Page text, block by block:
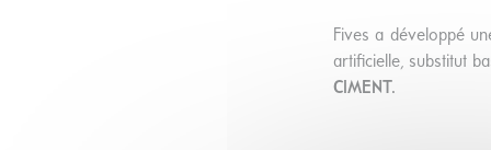
Fives a développé
artificielle, substitut
CIMENT.